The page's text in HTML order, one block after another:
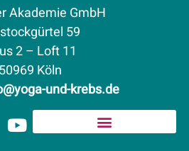
Akademie GmbH
59
2 – Loft 11
50969 Köln
und-krebs.de